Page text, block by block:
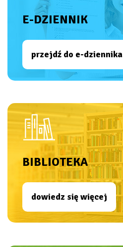
E-DZIENNIK
przejdź do e-dziennika
BIBLIOTEKA
dowiedz się więcej